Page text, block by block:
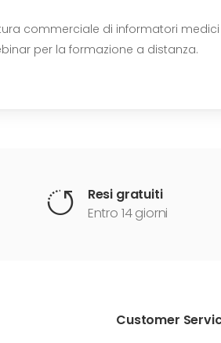
commerciale di informatori
per la formazione a distanza.
Resi gratuiti
Entro 14 giorni
Customer